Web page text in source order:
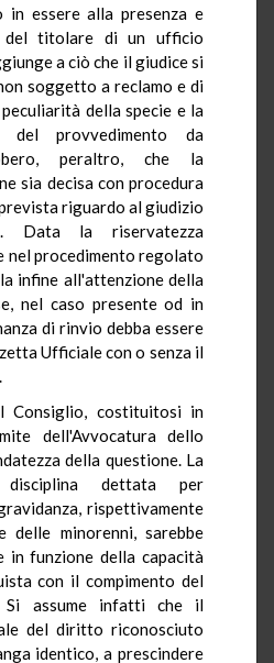
in essere alla presenza e
titolare di un ufficio
a ciò che il giudice si
soggetto a reclamo e di
della specie e la
del provvedimento da
peraltro, che la
sia decisa con procedura
riguardo al giudizio
Data la riservatezza
nel procedimento regolato
infine all'attenzione della
nel caso presente od in
di rinvio debba essere
Ufficiale con o senza il
Consiglio, costituitosi in
dell'Avvocatura dello
della questione. La
dettata per
rispettivamente
delle minorenni, sarebbe
in funzione della capacità
con il compimento del
Si assume infatti che il
del diritto riconosciuto
identico, a prescindere